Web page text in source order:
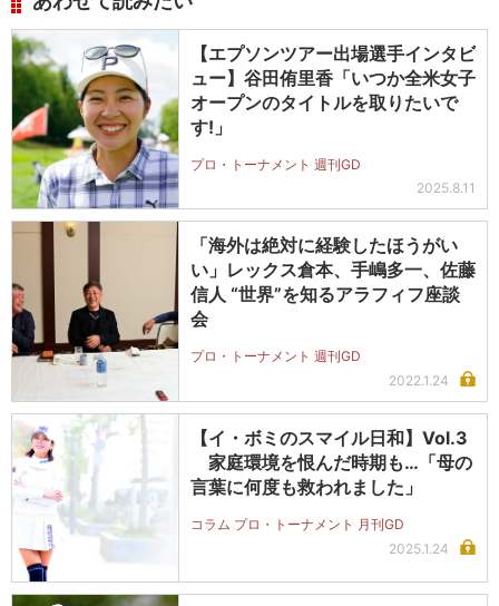
【エプソンツアー出場選手インタビ
ュー】谷田侑里香「いつか全米女子
オープンのタイトルを取りたいで
す!」
プロ・トーナメント 週刊GD
2025.8.11
「海外は絶対に経験したほうがい
い」レックス倉本、手嶋多一、佐藤
信人 “世界”を知るアラフィフ座談
会
プロ・トーナメント 週刊GD
2022.1.24
【イ・ボミのスマイル日和】Vol.3
家庭環境を恨んだ時期も…「母の
言葉に何度も救われました」
コラム プロ・トーナメント 月刊GD
2025.1.24